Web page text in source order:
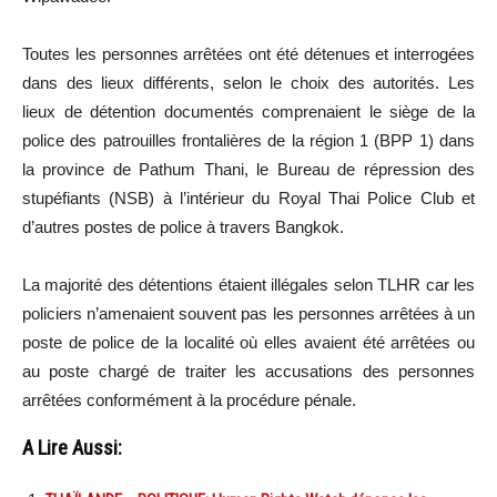
Toutes les personnes arrêtées ont été détenues et interrogées
dans des lieux différents, selon le choix des autorités. Les
lieux de détention documentés comprenaient le siège de la
police des patrouilles frontalières de la région 1 (BPP 1) dans
la province de Pathum Thani, le Bureau de répression des
stupéfiants (NSB) à l’intérieur du Royal Thai Police Club et
d’autres postes de police à travers Bangkok.
La majorité des détentions étaient illégales selon TLHR car les
policiers n’amenaient souvent pas les personnes arrêtées à un
poste de police de la localité où elles avaient été arrêtées ou
au poste chargé de traiter les accusations des personnes
arrêtées conformément à la procédure pénale.
A Lire Aussi: